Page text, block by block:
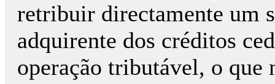
retribuir directamente um
adquirente dos créditos
operação tributável, o que